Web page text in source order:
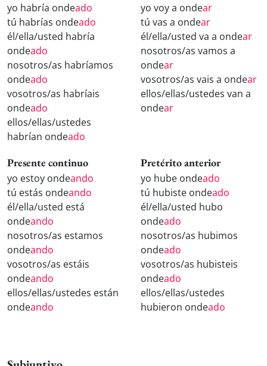
yo habría ondeado
tú habrías ondeado
él/ella/usted habría
ondeado
nosotros/as habríamos
ondeado
vosotros/as habríais
ondeado
ellos/ellas/ustedes
habrían ondeado
yo voy a ondear
tú vas a ondear
él/ella/usted va a ondear
nosotros/as vamos a
ondear
vosotros/as vais a ondear
ellos/ellas/ustedes van a
ondear
Presente continuo
yo estoy ondeando
tú estás ondeando
él/ella/usted está
ondeando
nosotros/as estamos
ondeando
vosotros/as estáis
ondeando
ellos/ellas/ustedes están
ondeando
Pretérito anterior
yo hube ondeado
tú hubiste ondeado
él/ella/usted hubo
ondeado
nosotros/as hubimos
ondeado
vosotros/as hubisteis
ondeado
ellos/ellas/ustedes
hubieron ondeado